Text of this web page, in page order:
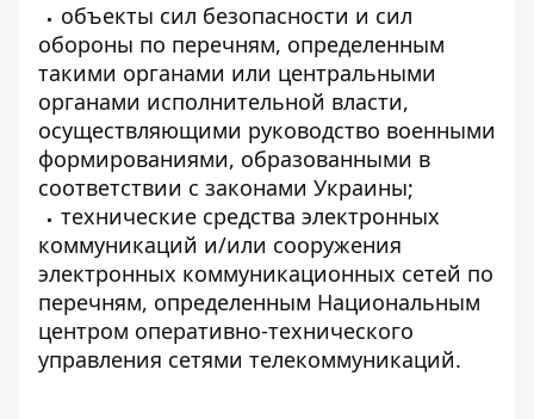
объекты сил безопасности и сил
обороны по перечням, определенным
такими органами или центральными
органами исполнительной власти,
осуществляющими руководство военными
формированиями, образованными в
соответствии с законами Украины;
технические средства электронных
коммуникаций и/или сооружения
электронных коммуникационных сетей по
перечням, определенным Национальным
центром оперативно-технического
управления сетями телекоммуникаций.